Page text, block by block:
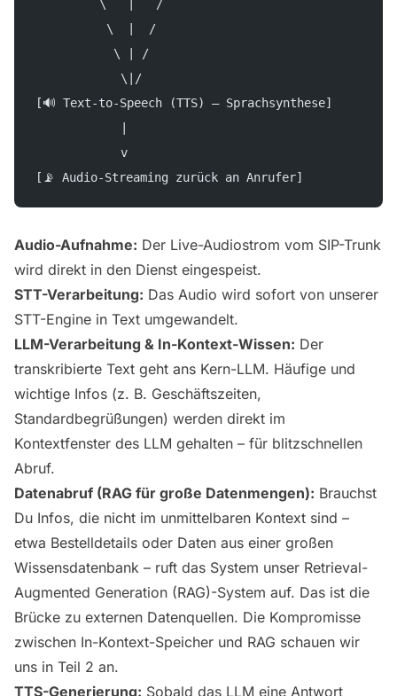
         \   |   /
          \  |  /
           \ | /
            \|/
[🔊 Text-to-Speech (TTS) – Sprachsynthese]
            v
[📡 Audio-Streaming zurück an Anrufer]
Audio-Aufnahme: Der Live-Audiostrom vom SIP-Trunk
wird direkt in den Dienst eingespeist.
STT-Verarbeitung: Das Audio wird sofort von unserer
STT-Engine in Text umgewandelt.
LLM-Verarbeitung & In-Kontext-Wissen: Der
transkribierte Text geht ans Kern-LLM. Häufige und
wichtige Infos (z. B. Geschäftszeiten,
Standardbegrüßungen) werden direkt im
Kontextfenster des LLM gehalten – für blitzschnellen
Abruf.
Datenabruf (RAG für große Datenmengen): Brauchst
Du Infos, die nicht im unmittelbaren Kontext sind –
etwa Bestelldetails oder Daten aus einer großen
Wissensdatenbank – ruft das System unser Retrieval-
Augmented Generation (RAG)-System auf. Das ist die
Brücke zu externen Datenquellen. Die Kompromisse
zwischen In-Kontext-Speicher und RAG schauen wir
uns in Teil 2 an.
TTS-Generierung: Sobald das LLM eine Antwort